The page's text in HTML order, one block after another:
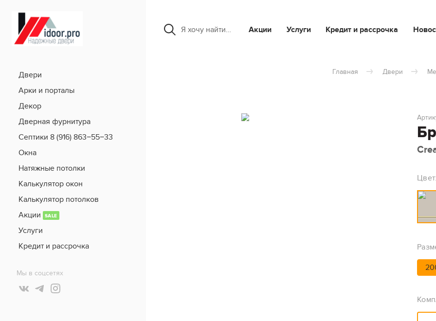
Я хочу найти… Акции Услуги Кредит и рассрочка
Двери
Арки и порталы
Декор
Дверная фурнитура
Септики 8 (916) 863−55−33
Окна
Натяжные потолки
Калькулятор окон
Калькулятор потолков
Акции
SALE
Услуги
Кредит и рассрочка
Мы в соцсетях
Главная Двери
Цвет: